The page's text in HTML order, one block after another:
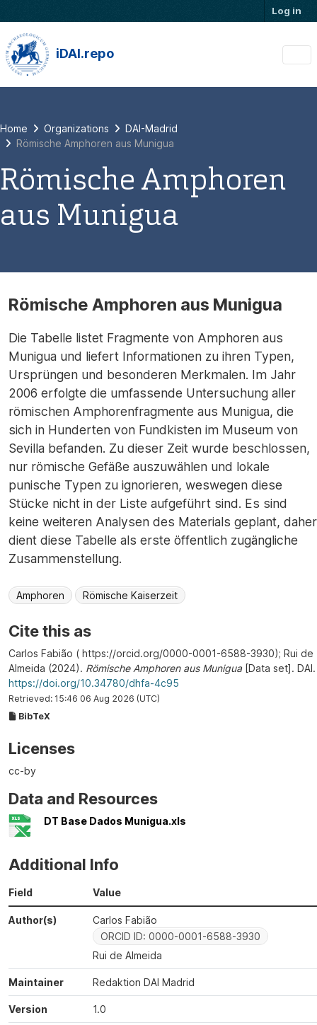
Log in
iDAI.repo
Home Organizations
DAI-Madrid
Römische Amphoren aus Munigua
Römische Amphoren
aus Munigua
Römische Amphoren aus Munigua
Die Tabelle listet Fragmente von Amphoren aus
Munigua und liefert Informationen zu ihren Typen,
Ursprüngen und besonderen Merkmalen. Im Jahr
2006 erfolgte die umfassende Untersuchung aller
römischen Amphorenfragmente aus Munigua, die
sich in Hunderten von Fundkisten im Museum von
Sevilla befanden. Zu dieser Zeit wurde beschlossen,
nur römische Gefäße auszuwählen und lokale
punische Typen zu ignorieren, weswegen diese
Stücke nicht in der Liste aufgeführt sind. Es sind
keine weiteren Analysen des Materials geplant, daher
dient diese Tabelle als erste öffentlich zugängliche
Zusammenstellung.
Amphoren Römische Kaiserzeit
Cite this as
Carlos Fabião ( https://orcid.org/0000-0001-6588-3930); Rui de
Almeida (2024). Römische Amphoren aus Munigua[Data set]. DAI.
https://doi.org/10.34780/dhfa-4c95
Retrieved: 15:46 06 Aug 2026 (UTC)
BibTeX
Licenses
cc-by
Data and Resources
DT Base Dados Munigua.xls
Additional Info
Field Value
Author(s)
Carlos Fabião
ORCID ID: 0000-0001-6588-3930
Rui de Almeida
Maintainer Redaktion DAI Madrid
Version 1.0